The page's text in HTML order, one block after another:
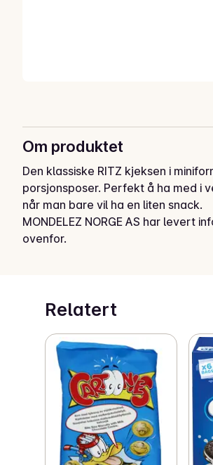
Om produktet
Den klassiske RITZ kjeksen i
porsjonsposer. Perfekt å ha med i
når man bare vil ha en liten snack.
MONDELEZ NORGE AS har levert
ovenfor.
Relatert